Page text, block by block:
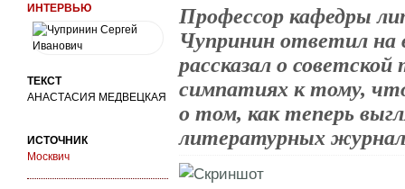
ИНТЕРВЬЮ
ТЕКСТ
АНАСТАСИЯ МЕДВЕЦКАЯ
ИСТОЧНИК
Москвич
Профессор кафедры
Чупринин ответил на
рассказал о
симпатиях к тому,
о том, как теперь
литературных